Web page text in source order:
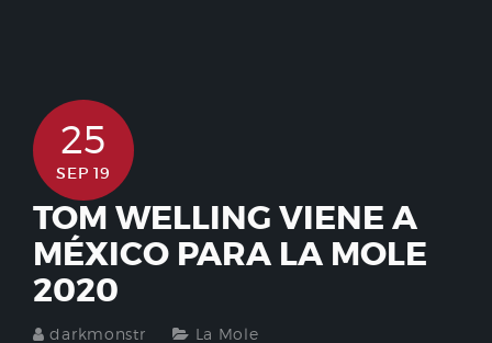
25
SEP 19
TOM WELLING VIENE A
MÉXICO PARA LA MOLE
2020
darkmonstr La Mole